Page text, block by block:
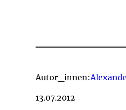
Autor_innen:
13.07.2012